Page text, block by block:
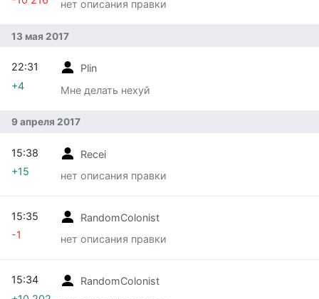
нет описания правки
13 мая 2017
Plin
Мне делать нехуй
22:31
+4
9 апреля 2017
Recei
нет описания правки
15:38
+15
RandomColonist
нет описания правки
15:35
-1
RandomColonist
15:34